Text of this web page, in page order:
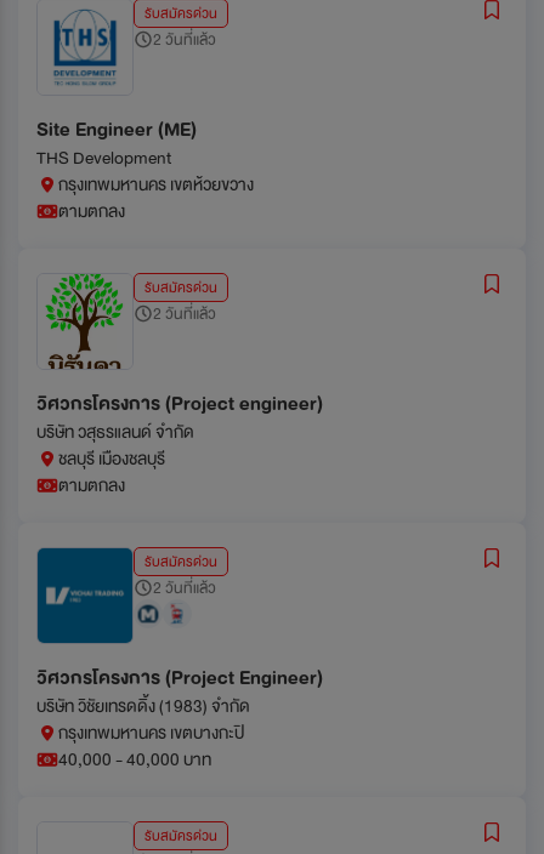
รับสมัครด่วน
2 วันที่แล้ว
Site Engineer (ME)
THS Development
กรุงเทพมหานคร เขตห้วยขวาง
ตามตกลง
รับสมัครด่วน
2 วันที่แล้ว
วิศวกรโครงการ (Project engineer)
บริษัท วสุธรแลนด์ จำกัด
ชลบุรี เมืองชลบุรี
ตามตกลง
รับสมัครด่วน
2 วันที่แล้ว
วิศวกรโครงการ (Project Engineer)
บริษัท วิชัยเทรดดิ้ง (1983) จำกัด
กรุงเทพมหานคร เขตบางกะปิ
40,000 - 40,000 บาท
รับสมัครด่วน